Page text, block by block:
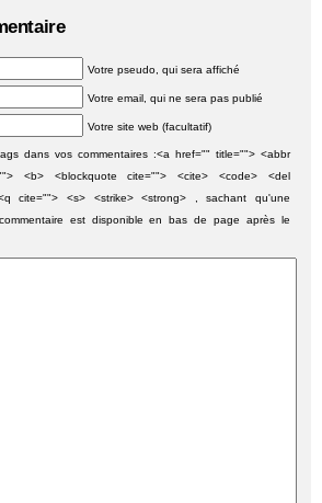
Votre pseudo, qui sera affiché
Votre email, qui ne sera pas publié
Votre site web (facultatif)
dans vos commentaires :<a href="" title=""> <abbr
<b> <blockquote cite=""> <cite> <code> <del
cite=""> <s> <strike> <strong> , sachant qu'une
est disponible en bas de page après le